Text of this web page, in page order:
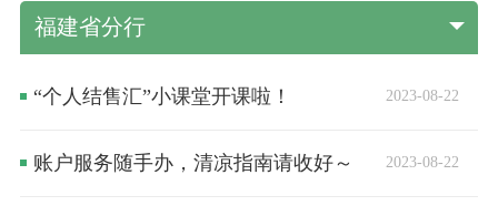
福建省分行
2023-08-22
“个人结售汇”小课堂开课啦！
2023-08-22
账户服务随手办，清凉指南请收好～